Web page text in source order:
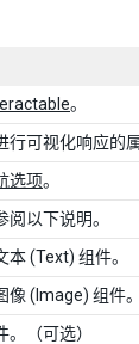
。
行可视化响应的
选项。
以下说明。
(Text) 组件。
(Image) 组件。
（可选）